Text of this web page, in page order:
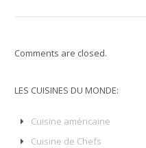
Comments are closed.
LES CUISINES DU MONDE:
Cuisine américaine
Cuisine de Chefs